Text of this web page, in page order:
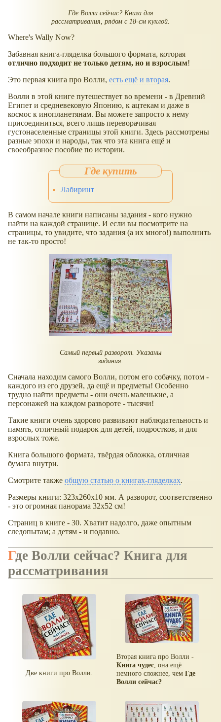
Где Волли сейчас? Книга для
рассматривания, рядом с 18-см куклой.
Where's Wally Now?
Забавная книга-гляделка большого формата, которая
отлично подходит не только детям, но и взрослым!
Это первая книга про Волли, есть ещё и вторая.
Волли в этой книге путешествует во времени - в Древний
Египет и средневековую Японию, к ацтекам и даже в
космос к инопланетянам. Вы можете запросто к нему
присоединиться, всего лишь переворачивая
густонаселенные страницы этой книги. Здесь рассмотрены
разные эпохи и народы, так что эта книга ещё и
своеобразное пособие по истории.
Лабиринт
В самом начале книги написаны задания - кого нужно
найти на каждой странице. И если вы посмотрите на
страницы, то увидите, что задания (а их много!) выполнить
не так-то просто!
Самый первый разворот. Указаны
задания.
Сначала находим самого Волли, потом его собачку, потом -
каждого из его друзей, да ещё и предметы! Особенно
трудно найти предметы - они очень маленькие, а
персонажей на каждом развороте - тысячи!
Такие книги очень здорово развивают наблюдательность и
память, отличный подарок для детей, подростков, и для
взрослых тоже.
Книга большого формата, твёрдая обложка, отличная
бумага внутри.
Смотрите также общую статью о книгах-гляделках.
Размеры книги: 323x260x10 мм. А разворот, соответственно
- это огромная панорама 32х52 см!
Страниц в книге - 30. Хватит надолго, даже опытным
следопытам; а детям - и подавно.
Где Волли сейчас? Книга для
рассматривания
Две книги про Волли.
Вторая книга про Волли -
Книга чудес , она ещё
немного сложнее, чемГде
Волли сейчас?